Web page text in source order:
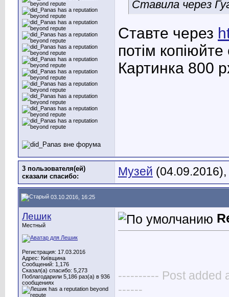
Ставила через
Ставте через
потім
Картинка 800
3 пользователя(ей)
сказали cпасибо:
Музей (04.09.2016),
03.10.2016, 16:25
Лешик
Местный
Регистрация: 17.03.2016
Адрес: Київщина
Сообщений: 1,176
Сказал(а) спасибо: 5,273
Поблагодарили 5,186 раз(а) в 936
сообщениях
---------- Post added
------